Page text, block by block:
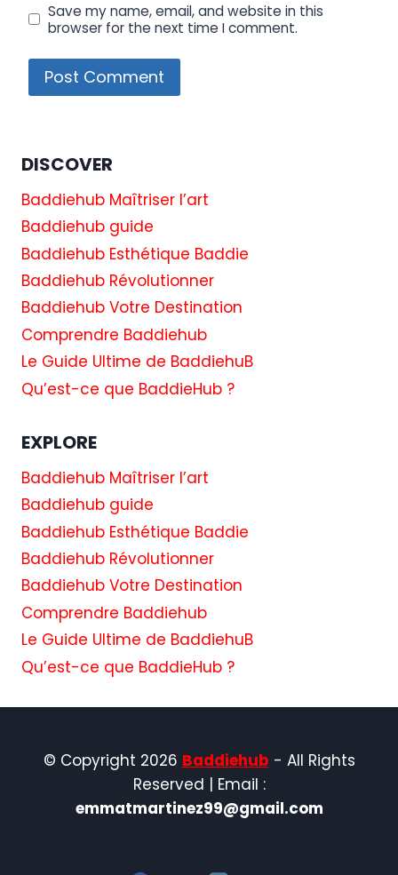
Save my name, email, and website in this
browser for the next time I comment.
DISCOVER
Baddiehub Maîtriser l’art
Baddiehub guide
Baddiehub Esthétique Baddie
Baddiehub Révolutionner
Baddiehub Votre Destination
Comprendre Baddiehub
Le Guide Ultime de BaddiehuB
Qu’est-ce que BaddieHub ?
EXPLORE
Baddiehub Maîtriser l’art
Baddiehub guide
Baddiehub Esthétique Baddie
Baddiehub Révolutionner
Baddiehub Votre Destination
Comprendre Baddiehub
Le Guide Ultime de BaddiehuB
Qu’est-ce que BaddieHub ?
© Copyright 2026 Baddiehub - All Rights
Reserved | Email :
emmatmartinez99@gmail.com